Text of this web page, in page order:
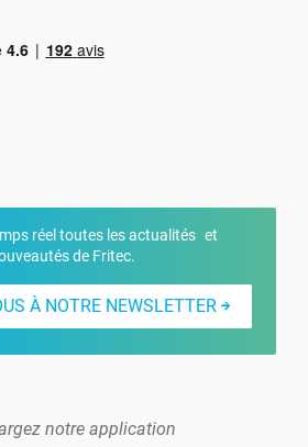
réel toutes les actualités et
de Fritec.
À NOTRE NEWSLETTER
notre application